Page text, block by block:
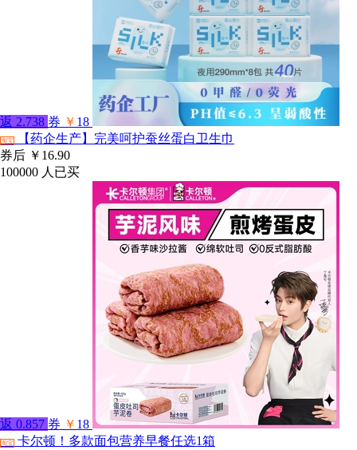
返 2.738 券 ￥ 18
淘宝
【药企生产】完美呵护蚕丝蛋白卫生巾
券后 ￥16.90
100000 人已买
返 0.857 券 ￥ 18
淘宝 卡尔顿！多款面包营养早餐任选1箱